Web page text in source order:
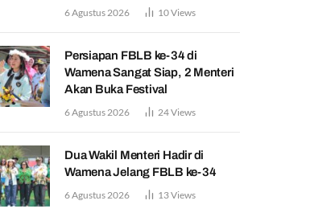
6 Agustus 2026 10Views
Persiapan FBLB ke-34 di
Wamena Sangat Siap, 2 Menteri
Akan Buka Festival
6 Agustus 2026 24Views
Dua Wakil Menteri Hadir di
Wamena Jelang FBLB ke-34
6 Agustus 2026 13Views